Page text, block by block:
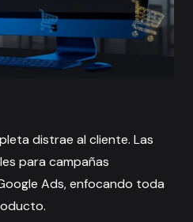
distrae al cliente. Las
para campañas
Ads, enfocando toda